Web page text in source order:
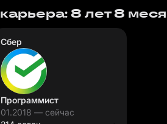
карьера: 8 лет 8
Сбер
Программист
01.2018 — сейчас